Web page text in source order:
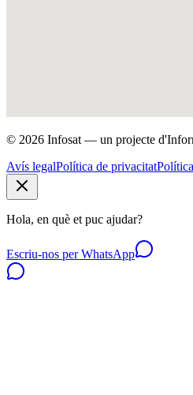
© 2026 Infosat — un projecte
Avís legalPolítica de privacitat
Hola, en què et puc ajudar?
Escriu-nos per WhatsApp